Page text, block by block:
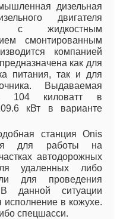
дизельная
двигателя
с жидкостным
смонтированным
компанией
как для
питания, так и для
Выдаваемая
104 киловатт в
кВт в варианте
станция Onis
для работы на
автодорожных
удаленных либо
для проведения
данной ситуации
исполнение в кожухе.
спецшасси.